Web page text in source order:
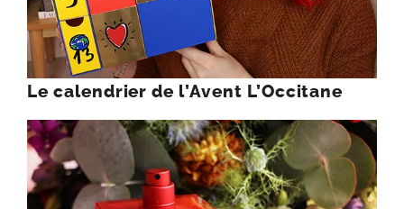
Le calendrier de l’Avent L’Occitane